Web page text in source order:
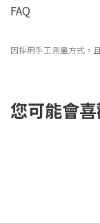
FAQ
因採用手工測量方式，
您可能會